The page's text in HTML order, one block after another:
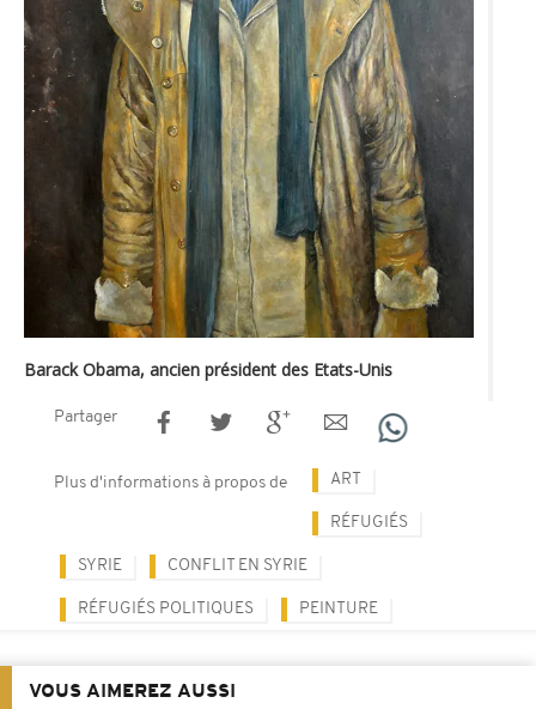
Barack Obama, ancien président des Etats-Unis
Partager
Plus d'informations à propos de ART
RÉFUGIÉS
SYRIE CONFLIT EN SYRIE
RÉFUGIÉS POLITIQUES PEINTURE
VOUS AIMEREZ AUSSI